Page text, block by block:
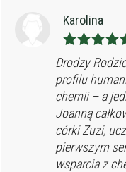
Karolina
Drodzy
profilu
chemii – a
Joanną
córki Zuzi,
pierwszym
wsparcia z